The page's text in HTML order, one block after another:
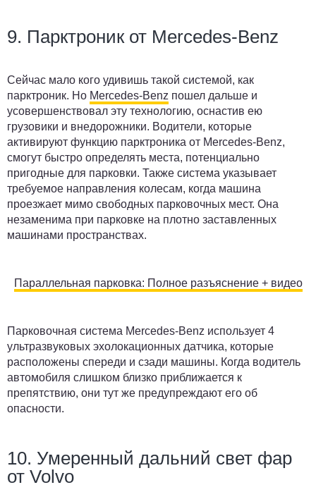
9. Парктроник от Mercedes-Benz
Сейчас мало кого удивишь такой системой, как
парктроник. Но Mercedes-Benz пошел дальше и
усовершенствовал эту технологию, оснастив ею
грузовики и внедорожники. Водители, которые
активируют функцию парктроника от Mercedes-Benz,
смогут быстро определять места, потенциально
пригодные для парковки. Также система указывает
требуемое направления колесам, когда машина
проезжает мимо свободных парковочных мест. Она
незаменима при парковке на плотно заставленных
машинами пространствах.
Параллельная парковка: Полное разъяснение + видео
Парковочная система Mercedes-Benz использует 4
ультразвуковых эхолокационных датчика, которые
расположены спереди и сзади машины. Когда водитель
автомобиля слишком близко приближается к
препятствию, они тут же предупреждают его об
опасности.
10. Умеренный дальний свет фар
от Volvo